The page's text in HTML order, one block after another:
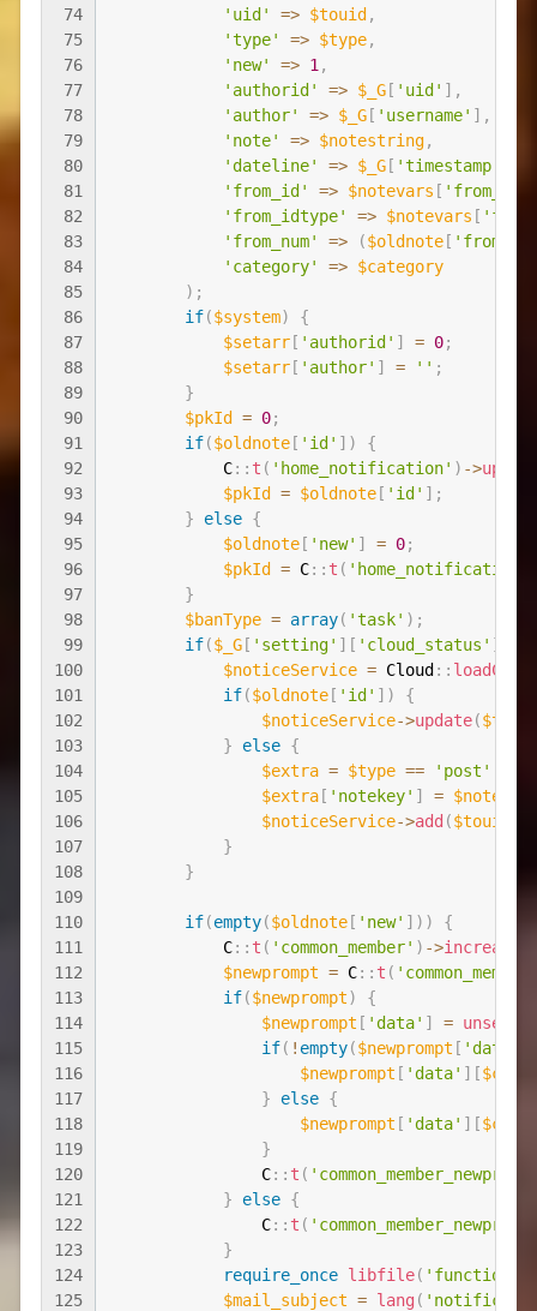
74
75
76
77
78
79
80
81
82
83
84
85
86
87
88
89
90
91
92
93
94
95
96
97
98
99
100
101
102
103
104
105
106
107
108
109
110
111
112
113
114
115
116
117
118
119
120
121
122
123
124
125
'uid'
=> $touid ,
'type'
=> $type,
'new'
=> 1 ,
'authorid'
=> $_G[ 'uid' ] ,
'author'
=> $_G[ 'username' ] ,
'note'
=> $notestring,
'dateline'
=> $_G[ 'timestamp'
'from_id'
=> $notevars [ 'from_id'
'from_idtype'
=> $notevars [
'from_num'
=> ($oldnote[
'category'
=> $category
) ;
if($system)
{
$setarr[ 'authorid' ] = 0;
$setarr[ 'author' ] = '' ;
}
$pkId
= 0;
if($oldnote[ 'id' ] )
{
C:: t ( 'home_notification' ) ->
$pkId
= $oldnote[ 'id' ] ;
}
else {
$oldnote[ 'new' ] = 0;
$pkId
= C:: t ( 'home_notification'
}
$banType = array( 'task' ) ;
if($_G[ 'setting' ] [ 'cloud_status' ]
$noticeService = Cloud ::
if($oldnote[ 'id' ] )
{
$noticeService->update(
}
else {
$extra = $type == 'post'
$extra[ 'notekey' ] = $note
$noticeService->add ($touid
}
}
if(empty($oldnote[ 'new' ] ) )
{
C:: t ( 'common_member' ) ->increase
$newprompt = C:: t (
if($newprompt)
{
$newprompt [ 'data' ] =
if( ! empty($newprompt [ 'data'
$newprompt [ 'data' ] [
}
else {
$newprompt [ 'data' ] [
}
C:: t (
}
else {
C:: t (
}
require_once libfile( 'function/
$mail_subject = lang (